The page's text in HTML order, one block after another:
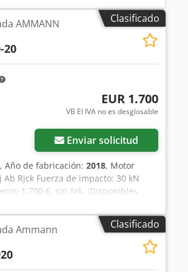
Somos distribuidor y servicio oficial
con 800 vehículos usados,
Alemania. Dcjdpfx Abjymi Ivo Rok
previa. ID interna: 288175 = Más
para obtener más información.
Clasificado
Pedir más
AMMANN
20
EUR 1.700
VB El IVA no es desglosable
Enviar solicitud
, Año de fabricación: 2018, Motor
Rjck Fuerza de impacto: 30 kN
1.700 €, sin IVA. ¡Disponibles
Clasificado
Ammann